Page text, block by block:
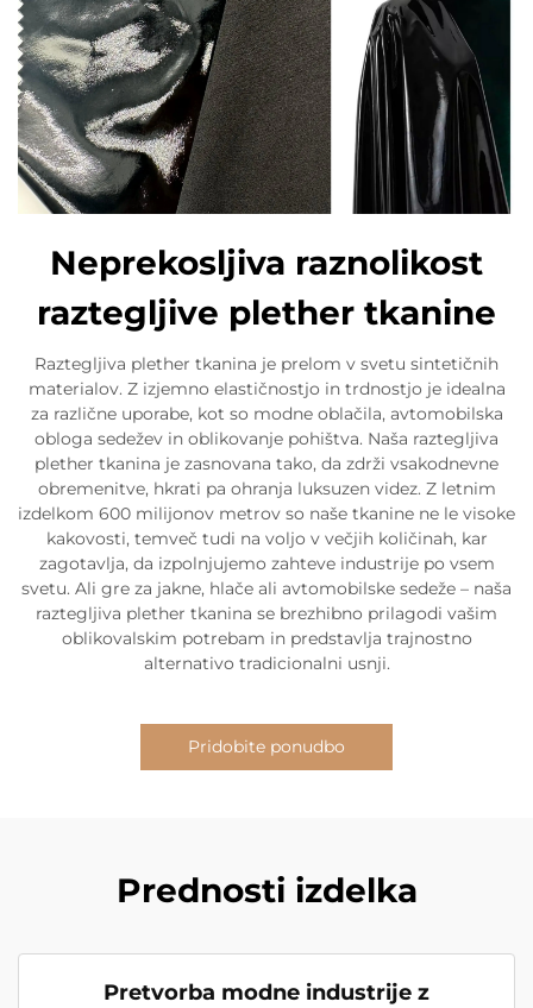
Neprekosljiva raznolikost
raztegljive plether tkanine
Raztegljiva plether tkanina je prelom v svetu sintetičnih
materialov. Z izjemno elastičnostjo in trdnostjo je idealna
za različne uporabe, kot so modne oblačila, avtomobilska
obloga sedežev in oblikovanje pohištva. Naša raztegljiva
plether tkanina je zasnovana tako, da zdrži vsakodnevne
obremenitve, hkrati pa ohranja luksuzen videz. Z letnim
izdelkom 600 milijonov metrov so naše tkanine ne le visoke
kakovosti, temveč tudi na voljo v večjih količinah, kar
zagotavlja, da izpolnjujemo zahteve industrije po vsem
svetu. Ali gre za jakne, hlače ali avtomobilske sedeže – naša
raztegljiva plether tkanina se brezhibno prilagodi vašim
oblikovalskim potrebam in predstavlja trajnostno
alternativo tradicionalni usnji.
Pridobite ponudbo
Prednosti izdelka
Pretvorba modne industrije z